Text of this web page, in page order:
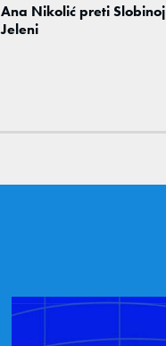
Ana Nikolić preti Slobinoj
Jeleni